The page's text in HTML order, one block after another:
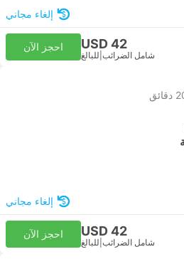
إلغاء مجاني
USD 42
شامل الضرائب للبالغ
احجز الآن
إلغاء مجاني
USD 42
شامل الضرائب للبالغ
احجز الآن